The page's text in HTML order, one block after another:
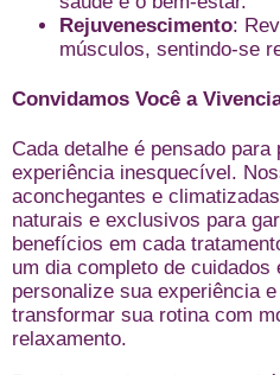
Rejuvenescimento:
músculos, sentindo-se
Convidamos Você a
Cada detalhe é pensado para
experiência inesquecível.
aconchegantes e
naturais e exclusivos para
benefícios em cada
um dia completo de cuidados
personalize sua experiência
transformar sua rotina com
relaxamento.